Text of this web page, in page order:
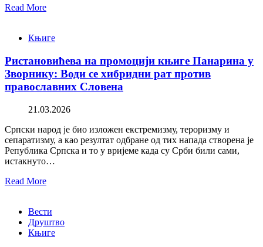
Read More
Књиге
Ристановићева на промоцији књиге Панарина у
Зворнику: Води се хибридни рат против
православних Словена
21.03.2026
Српски народ је био изложен екстремизму, тероризму и
сепаратизму, а као резултат одбране од тих напада створена је
Република Српска и то у вријеме када су Срби били сами,
истакнуто…
Read More
Вести
Друштво
Књиге